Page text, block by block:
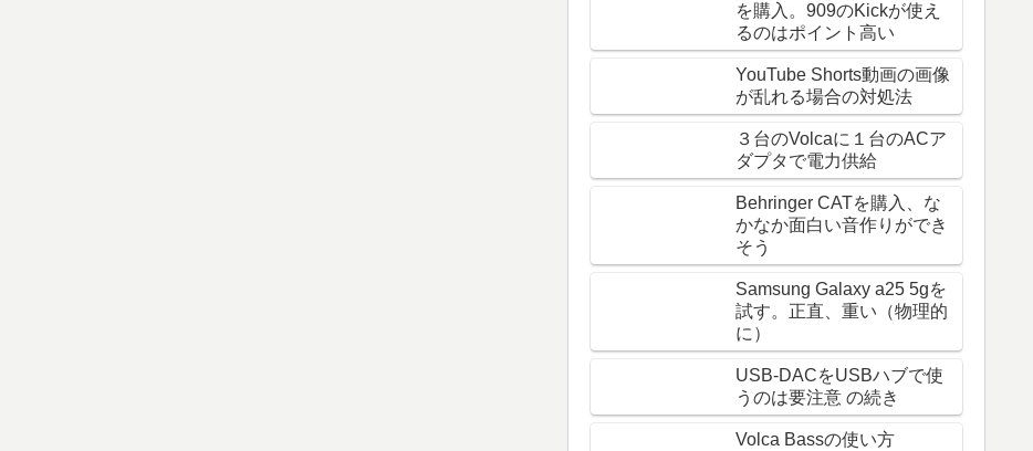
を購入。909のKickが使え
るのはポイント高い
YouTube Shorts動画の画像
が乱れる場合の対処法
３台のVolcaに１台のACア
ダプタで電力供給
Behringer CATを購入、な
かなか面白い音作りができ
そう
Samsung Galaxy a25 5gを
試す。正直、重い（物理的
に）
USB-DACをUSBハブで使
うのは要注意 の続き
Volca Bassの使い方